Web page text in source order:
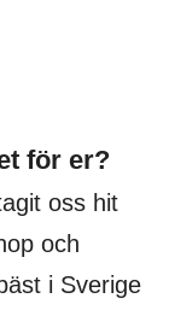
för er?
oss hit
och
i Sverige